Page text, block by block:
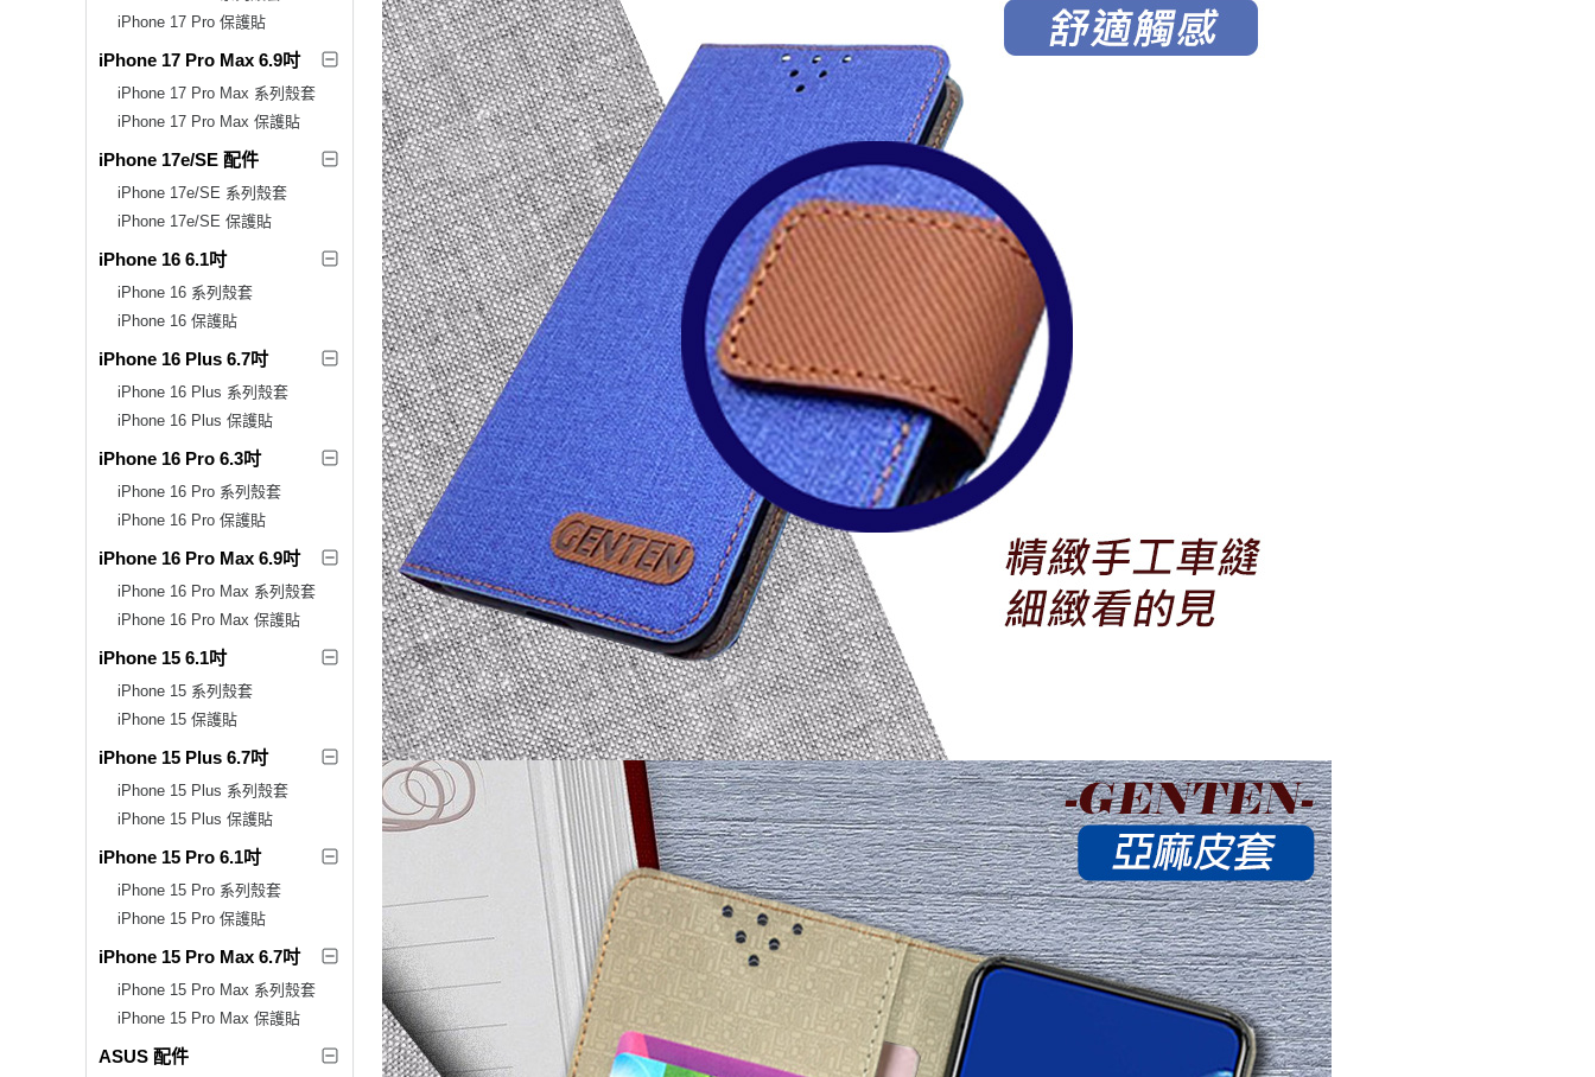
iPhone 17 Pro 保護貼
iPhone 17 Pro Max 6.9吋
iPhone 17 Pro Max 系列殼套
iPhone 17 Pro Max 保護貼
iPhone 17e/SE 配件
iPhone 17e/SE 系列殼套
iPhone 17e/SE 保護貼
iPhone 16 6.1吋
iPhone 16 系列殼套
iPhone 16 保護貼
iPhone 16 Plus 6.7吋
iPhone 16 Plus 系列殼套
iPhone 16 Plus 保護貼
iPhone 16 Pro 6.3吋
iPhone 16 Pro 系列殼套
iPhone 16 Pro 保護貼
iPhone 16 Pro Max 6.9吋
iPhone 16 Pro Max 系列殼套
iPhone 16 Pro Max 保護貼
iPhone 15 6.1吋
iPhone 15 系列殼套
iPhone 15 保護貼
iPhone 15 Plus 6.7吋
iPhone 15 Plus 系列殼套
iPhone 15 Plus 保護貼
iPhone 15 Pro 6.1吋
iPhone 15 Pro 系列殼套
iPhone 15 Pro 保護貼
iPhone 15 Pro Max 6.7吋
iPhone 15 Pro Max 系列殼套
iPhone 15 Pro Max 保護貼
ASUS 配件